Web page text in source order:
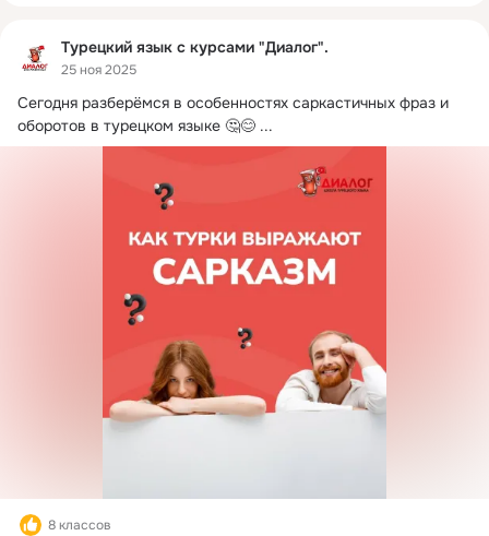
Турецкий язык с курсами "Диалог".
25 ноя 2025
Сегодня разберёмся в особенностях саркастичных фраз и
оборотов в турецком языке 🤔😊 ...
8 классов